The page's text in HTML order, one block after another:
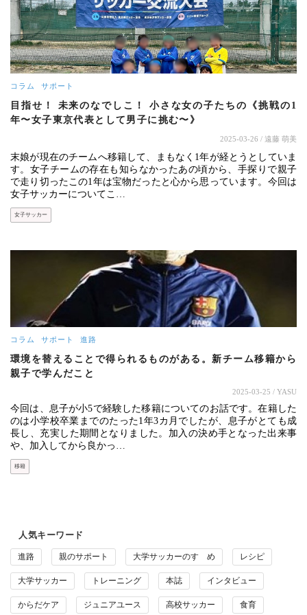
コラム サポート
目指せ！ 未来のなでしこ！ 小さな女の子たちの《挑戦の1
年〜女子東京代表として男子に挑む〜》
2025-03-26 / 遠藤 萌美
末娘が現在のチームへ移籍して、まもなく1年が経とうとしていま
す。女子チームの存在も知らなかったあの頃から、手探りで親子
で走り切ったこの1年は宝物だったと心から思っています。今回は
女子サッカーについてこ…
女子サッカー
コラム サポート 進路
環境を替えることで得られるものがある。新チーム移籍から
親子で学んだこと
2025-03-25 / YASU
今回は、息子が小5で経験した移籍についてのお話です。在籍した
のは小学校卒業までのたった1年3カ月でしたが、息子がとても成
長し、充実した期間となりました。加入の決め手となった出来事
や、加入してから良かっ…
移籍
人気キーワード
進路 親のサポート 大学サッカーのすゝめ レシピ
大学サッカー トレーニング 本誌 インタビュー
からだケア ジュニアユース 高校サッカー 食育